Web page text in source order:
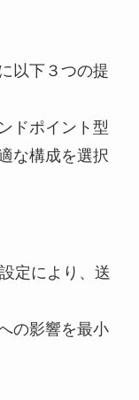
以下３つの提
ドポイント型
な構成を選択
定により、送
の影響を最小